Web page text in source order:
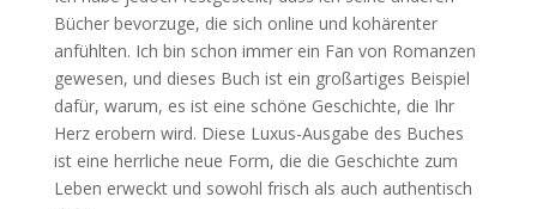
Bücher bevorzuge, die sich online und kohärenter
anfühlten. Ich bin schon immer ein Fan von Romanzen
gewesen, und dieses Buch ist ein großartiges Beispiel
dafür, warum, es ist eine schöne Geschichte, die Ihr
Herz erobern wird. Diese Luxus-Ausgabe des Buches
ist eine herrliche neue Form, die die Geschichte zum
Leben erweckt und sowohl frisch als auch authentisch